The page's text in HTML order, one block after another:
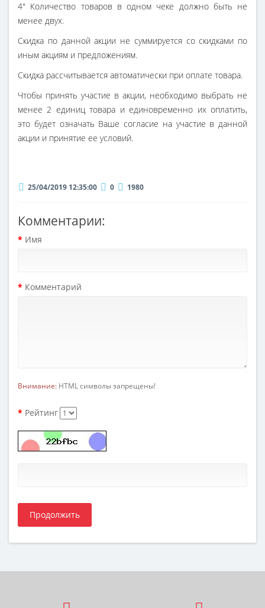
4" Количество товаров в одном чеке должно быть не
менее двух.
Скидка по данной акции не суммируется со скидками по
иным акциям и предложениям.
Скидка рассчитывается автоматически при оплате товара.
Чтобы принять участие в акции, необходимо выбрать не
менее 2 единиц товара и единовременно их оплатить,
это будет означать Ваше согласие на участие в данной
акции и принятие ее условий.
25/04/2019 12:35:00 0 1980
Комментарии:
Имя
Комментарий
Внимание: HTML символы запрещены!
Рейтинг
Продолжить